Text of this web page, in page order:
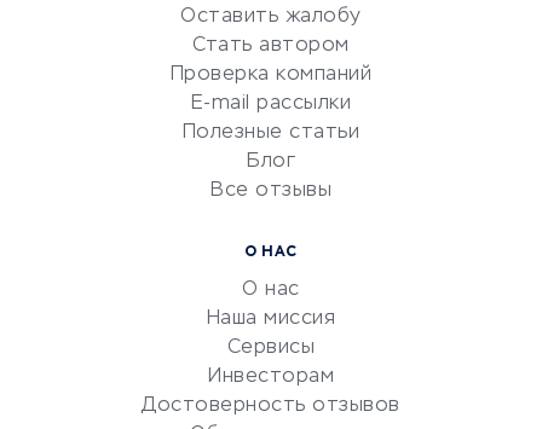
Красота и здоровье
Сервисы по поиску работы
Сетевой маркетинг
УСЛУГИ ДЛЯ БИЗНЕСА
документооборот
Оставить жалобу
Стать автором
Проверка компаний
E-mail рассылки
Полезные статьи
Блог
Все отзывы
О НАС
О нас
Наша миссия
Сервисы
Инвесторам
Достоверность отзывов